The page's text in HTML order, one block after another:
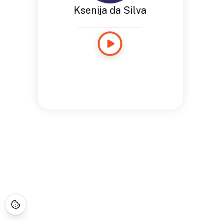
Ksenija da Silva